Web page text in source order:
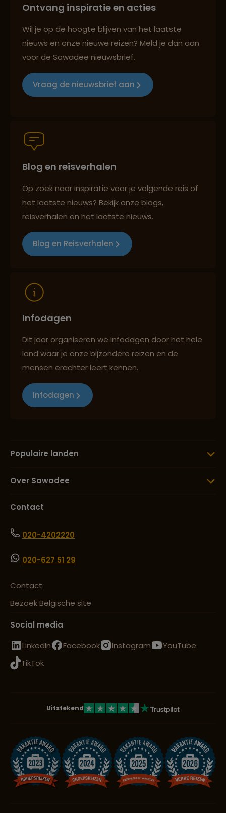
Reizen met oog voor mens, cultuur en milieu
Persoonlijk en deskundig reisadvies
Best beoordeelde reisroutes
Ontvang inspiratie en acties
Wil je op de hoogte blijven van het laatste
nieuws en onze nieuwe reizen? Meld je dan aan
voor de Sawadee nieuwsbrief.
Vraag de nieuwsbrief aan
Blog en reisverhalen
Op zoek naar inspiratie voor je volgende reis of
het laatste nieuws? Bekijk onze blogs,
reisverhalen en het laatste nieuws.
Blog en Reisverhalen
Infodagen
Dit jaar organiseren we infodagen door het hele
land waar je onze bijzondere reizen en de
mensen erachter leert kennen.
Infodagen
Populaire landen
Over Sawadee
Contact
020-4202220
020-627 51 29
Contact
Bezoek Belgische site
Social media
LinkedIn
Facebook Instagram
YouTube
TikTok
Uitstekend